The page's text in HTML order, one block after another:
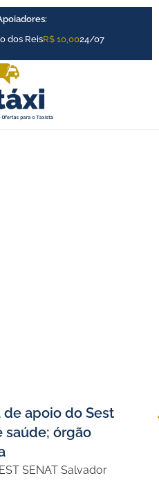
dos ReisR$ 10,0024/07
de apoio do Sest
saúde; órgão